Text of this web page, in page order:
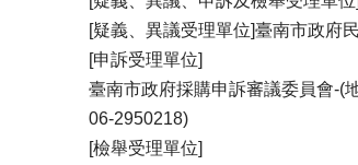
[疑義、異議受理單位]臺南市政府
[申訴受理單位]
臺南市政府採購申訴審議委員會-(
06-2950218)
[檢舉受理單位]